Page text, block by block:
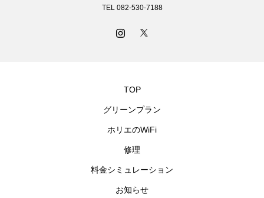
TEL 082-530-7188
TOP
グリーンプラン
ホリエのWiFi
修理
料金シミュレーション
お知らせ